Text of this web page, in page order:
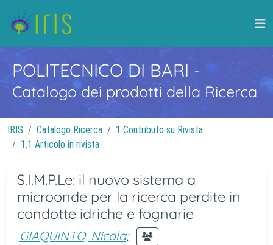
POLITECNICO DI BARI -
Catalogo dei prodotti della Ricerca
IRIS Catalogo Ricerca
1 Contributo su Rivista
1.1 Articolo in rivista
S.I.M.P.Le: il nuovo sistema a
microonde per la ricerca perdite in
condotte idriche e fognarie
GIAQUINTO, Nicola;